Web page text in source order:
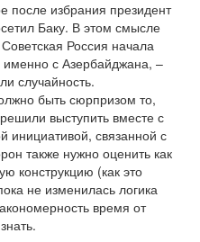
после избрания президент
Баку. В этом смысле
Россия начала
с Азербайджана, –
случайность.
быть сюрпризом то,
выступить вместе с
инициативой, связанной с
также нужно оценить как
конструкцию (как это
не изменилась логика
время от